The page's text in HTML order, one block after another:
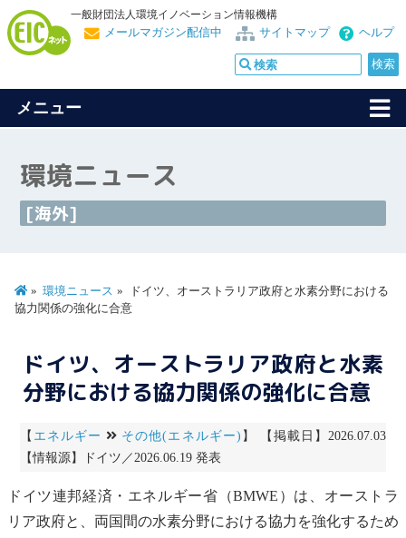
一般財団法人環境イノベーション情報機構
ヘルプ
サイトマップ
メールマガジン配信中
メニュー
環境ニュース
[海外]
環境ニュース
ドイツ、オーストラリア政府と水素分野における
協力関係の強化に合意
ドイツ、オーストラリア政府と水素
分野における協力関係の強化に合意
【 エネルギー その他(エネルギー) 】 【掲載日】2026.07.03
【情報源】ドイツ／2026.06.19 発表
ドイツ連邦経済・エネルギー省（BMWE）は、オーストラ
リア政府と、両国間の水素分野における協力を強化するため